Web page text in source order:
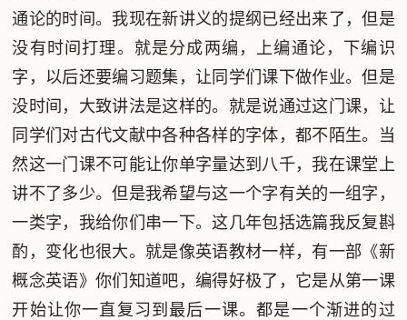
通论的时间。我现在新讲义的提纲已经出来了，但是
没有时间打理。就是分成两编，上编通论，下编识
字，以后还要编习题集，让同学们课下做作业。但是
没时间，大致讲法是这样的。就是说通过这门课，让
同学们对古代文献中各种各样的字体，都不陌生。当
然这一门课不可能让你单字量达到八千，我在课堂上
讲不了多少。但是我希望与这一个字有关的一组字，
一类字，我给你们串一下。这几年包括选篇我反复斟
酌，变化也很大。就是像英语教材一样，有一部《新
概念英语》你们知道吧，编得好极了，它是从第一课
开始让你一直复习到最后一课。都是一个渐进的过